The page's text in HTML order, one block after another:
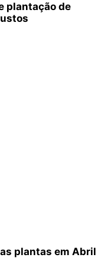
plantação de
plantas em Abril